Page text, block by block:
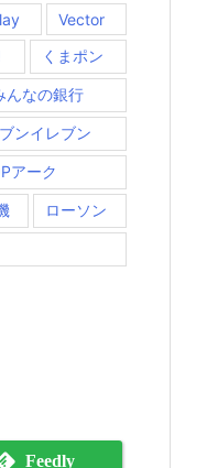
Vector
くまポン
んなの銀行
ンイレブン
アーク
ローソン
Feedly